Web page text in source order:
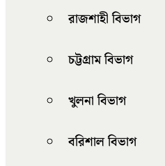
রাজশাহী বিভাগ
চট্টগ্রাম বিভাগ
খুলনা বিভাগ
বরিশাল বিভাগ